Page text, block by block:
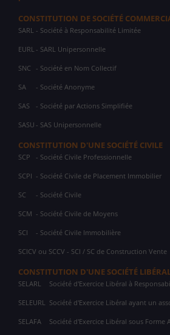
CONSTITUTION DE SOCIÉTÉ
SARL - Société à Responsabilité Limitée
EURL - SARL Unipersonnelle
SNC - Société en Nom Collectif
SA - Société Anonyme
SAS - Société par Actions Simplifiée
SASU - SAS Unipersonnelle
CONSTITUTION D'UNE SOCIÉTÉ CIVILE
SCP - Société Civile Professionnelle
SCPI - Société Civile de Placement Immobilier
SC - Société Civile
SCM - Société Civile de Moyens
SCI - Société Civile Immobilière
SCICV ou SCCV - SCI / SC de Construction Vente
CONSTITUTION D'UNE SOCIÉTÉ
SELARL Société d'Exercice Libéral à
SELEURL Société d'Exercice Libéral ayant un
SELAFA Société d'Exercice Libéral sous Forme